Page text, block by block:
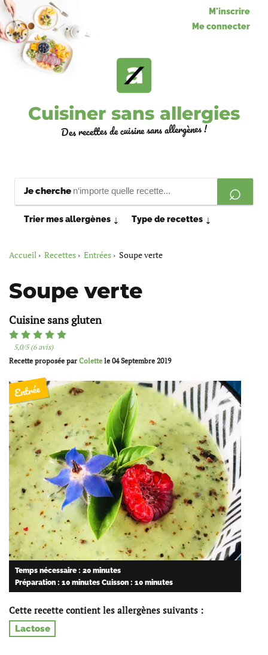
M'inscrire
Me connecter
Cuisiner sans allergies
Des recettes de cuisine sans allergènes !
Je cherche
Trier mes allergènes ⇣ Type de recettes ⇣
Accueil Recettes Entrées Soupe verte
Soupe verte
Cuisine sans gluten
5,0/5 (6 avis)
Recette proposée par Colette le 04 Septembre 2019
Entrée
Temps nécessaire : 20 minutes
Préparation : 10 minutes Cuisson : 10 minutes
Cette recette contient les allergènes suivants :
Lactose